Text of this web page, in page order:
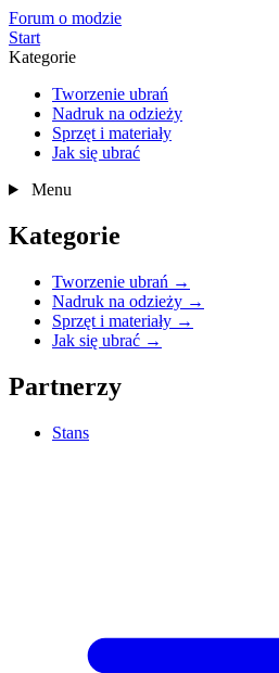
Forum o modzie
Start
Kategorie
Tworzenie ubrań
Nadruk na odzieży
Sprzęt i materiały
Jak się ubrać
Menu
Kategorie
Tworzenie ubrań →
Nadruk na odzieży →
Sprzęt i materiały →
Jak się ubrać →
Partnerzy
Stans